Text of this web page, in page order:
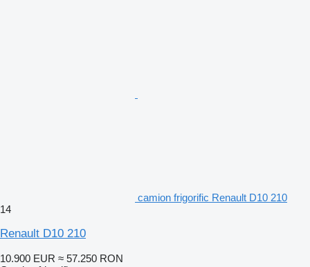
camion frigorific Renault D10 210
14
Renault D10 210
10.900 EUR ≈ 57.250 RON